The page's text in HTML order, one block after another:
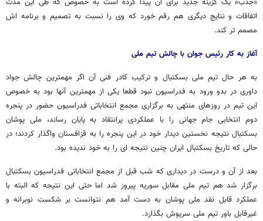
اتفاقات و نتایج دیگری هم رقم خورد که وی را نسبت به تصمیم و برنامه اش
مصمم تر کند.
آغاز به کار رئیس جوان با چالش تیم ملی
به هر حال تیم ملی بسکتبال و ترکیب کادر فنی آن اگر مهمترین چالش جواد
داوری در بدو ورود به فدراسیون نبود قطعا یکی از مهمترین آنها بود به خصوص
این تیم در روزهای منتهی به برگزاری مجمع انتخاباتی فدراسیون حضور در پنجره
دوم انتخابی جام جهانی را با عملکردی پرانتقاد به پایان رساند، ملی پوشان
بسکتبال نتیجه نخستین دیدار خود در این پنجره را به قزاقستان واگذار کردند؛ در
حالی که تاریخ بسکتبال ایران چنین نتیجه ای را به خود ندیده بود.
بعد از آن و درست در دیداری که شب قبل از مجمع انتخاباتی فدراسیون بسکتبال
برگزار شد هم تیم ملی مقابل سوریه پیروز شد اما حتی این نتیجه که البته با
عملکرد قابل نقد ملی پوشان به دست آمد هم نتوانست بر شکست نوبرانه و
غیرقابل باور تیم ملی سرپوش بگذارد.